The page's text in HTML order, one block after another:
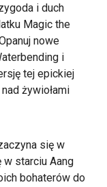
i duch
Magic the
nowe
i
tej epickiej
żywiołami
się w
starciu Aang
bohaterów do